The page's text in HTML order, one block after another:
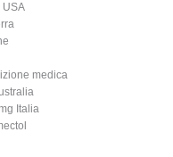
USA
medica
Italia